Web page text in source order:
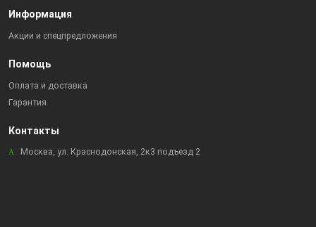
Информация
Акции и спецпредложения
Помощь
Оплата и доставка
Гарантия
Контакты
Москва, ул. Краснодонская, 2к3 подъезд 2